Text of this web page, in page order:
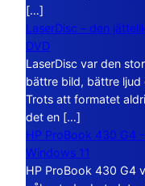
[…]
LaserDisc – den
DVD
LaserDisc var den
bättre bild, bättre ljud
Trots att formatet
det en […]
HP ProBook 430 G4
Windows 11
HP ProBook 430 G4